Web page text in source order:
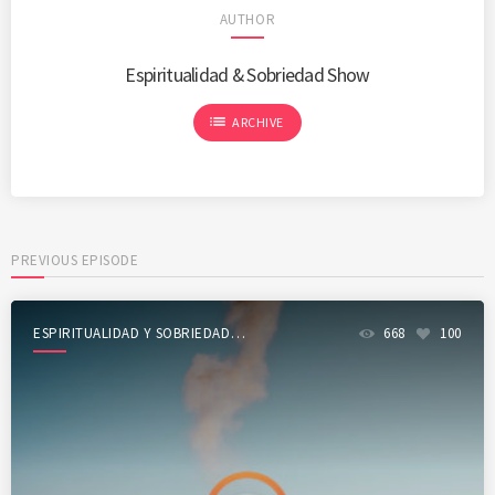
AUTHOR
Espiritualidad & Sobriedad Show
list ARCHIVE
PREVIOUS EPISODE
ESPIRITUALIDAD Y SOBRIEDAD
SHOW
668 100